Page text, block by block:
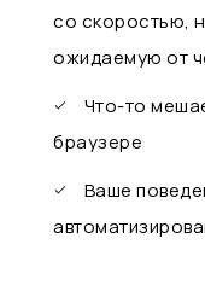
со скоростью,
ожидаемую от
Что-то
браузере
Ваше